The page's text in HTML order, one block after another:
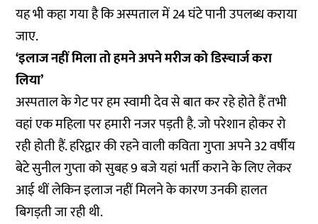
यह भी कहा गया है कि अस्पताल में 24 घंटे पानी उपलब्ध कराया
जाए.
‘इलाज नहीं मिला तो हमने अपने मरीज को डिस्चार्ज करा
लिया’
अस्पताल के गेट पर हम स्वामी देव से बात कर रहे होते हैं तभी
वहां एक महिला पर हमारी नजर पड़ती है. जो परेशान होकर रो
रही होती हैं. हरिद्वार की रहने वाली कविता गुप्ता अपने 32 वर्षीय
बेटे सुनील गुप्ता को सुबह 9 बजे यहां भर्ती कराने के लिए लेकर
आई थीं लेकिन इलाज नहीं मिलने के कारण उनकी हालत
बिगड़ती जा रही थी.